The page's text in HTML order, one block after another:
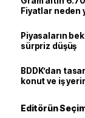
Fiyatlar neden
Piyasaların
sürpriz düşüş
BDDK’dan
konut ve iş
Editörün